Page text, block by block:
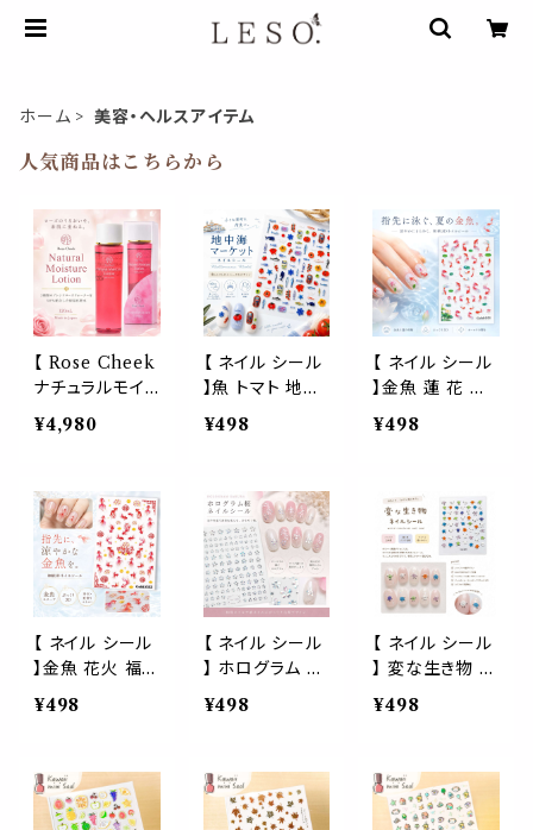
ホーム 美容・ヘルスアイテム
人気商品はこちらから
【 Rose Cheek
ナチュラルモイ
スチャーローシ
ョン 120mL 】1
ローズウォータ
ー50％ ダマス
クローズ 薫乃
ブルームーン プ
ラセンタ ヒアル
ロン酸 シラカン
バ樹液 6つのフ
リー処方 日本製
¥4,980
【 ネイル シール
】魚 トマト 地中
海マーケット 3D
サーディン缶 フ
ルシール ぷっく
り 立体 ネイルス
テッカー セルフ
ネイル ジェルネ
イル風 手描き風
海 港町 北欧風
個性派ネイル レ
ジン デコパーツ
¥498
【 ネイル シール
】金魚 蓮 花 和
風 3D 立体 オ
ーロラ 水彩風
ルネイル ネイル
アート
¥498
【 ネイル シール
】金魚 花火 福文
字 和風 3D 立
体 オーロラ 水
ルド 浴衣 夏祭
り セルフネイル
ジェルネイル ネ
¥498
【 ネイル シール
】 ホログラム 桜
シルバー オーロ
ラ サクラ 和 和
かわいい 3D 立
体 エンボス 簡
単貼るだけ ネイ
¥498
【 ネイル シール
】 変な生き物 謎
の生物 透け感
ゆるキャラ ぷっ
い スケルトン 生
物 カラフル 顔
スマイル ポップ
¥498